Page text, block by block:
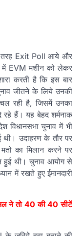
तरह Exit Poll आये और
में EVM मशीन को लेकर
करती है कि इस बार
जीतने के लिये उनकी
रही है, जिसमें उनका
हैं। यह बेहद शर्मनाक
विधानसभा चुनाव में भी
थी। उदाहरण के तौर पर
का मिलान करने पर
थी। चुनाव आयोग से
में रखते हुए ईमानदारी
ने तो 40 की 40 सीटें